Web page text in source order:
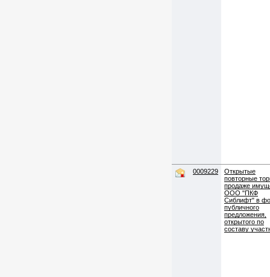
0009229
Открытые
повторные
продаже
ООО "ПКФ
Сиблифт" в
публичного
предложения,
открытого по
составу